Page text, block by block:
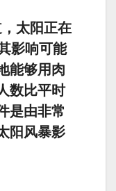
太阳正在
影响可能
能够用肉
数比平时
是由非常
阳风暴影